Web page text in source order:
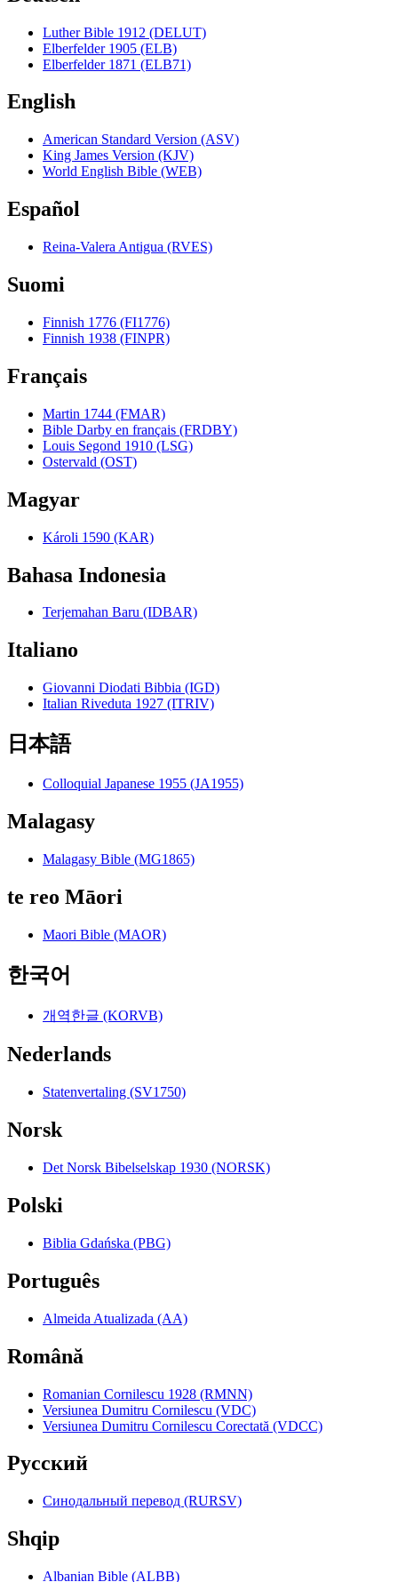
Luther Bible 1912 (DELUT)
Elberfelder 1905 (ELB)
Elberfelder 1871 (ELB71)
English
American Standard Version (ASV)
King James Version (KJV)
World English Bible (WEB)
Español
Reina-Valera Antigua (RVES)
Suomi
Finnish 1776 (FI1776)
Finnish 1938 (FINPR)
Français
Martin 1744 (FMAR)
Bible Darby en français (FRDBY)
Louis Segond 1910 (LSG)
Ostervald (OST)
Magyar
Károli 1590 (KAR)
Bahasa Indonesia
Terjemahan Baru (IDBAR)
Italiano
Giovanni Diodati Bibbia (IGD)
Italian Riveduta 1927 (ITRIV)
日本語
Colloquial Japanese 1955 (JA1955)
Malagasy
Malagasy Bible (MG1865)
te reo Māori
Maori Bible (MAOR)
한국어
개역한글 (KORVB)
Nederlands
Statenvertaling (SV1750)
Norsk
Det Norsk Bibelselskap 1930 (NORSK)
Polski
Biblia Gdańska (PBG)
Português
Almeida Atualizada (AA)
Română
Romanian Cornilescu 1928 (RMNN)
Versiunea Dumitru Cornilescu (VDC)
Versiunea Dumitru Cornilescu Corectată (VDCC)
Pyccкий
Синодальный перевод (RURSV)
Shqip
Albanian Bible (ALBB)